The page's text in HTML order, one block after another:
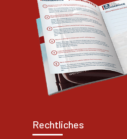
Rechtliches